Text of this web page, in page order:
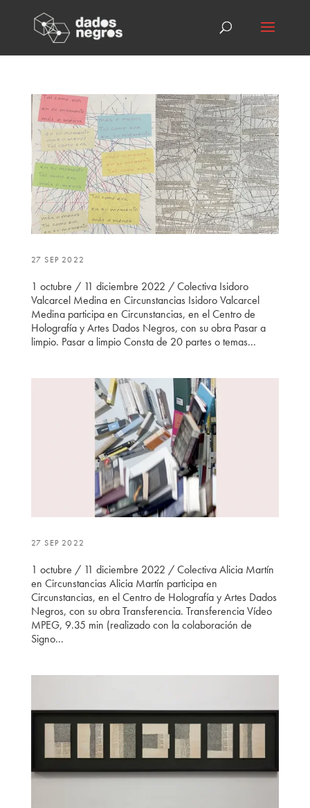
27 SEP 2022
1 octubre / 11 diciembre 2022 / Colectiva Isidoro
Valcarcel Medina en Circunstancias Isidoro Valcarcel
Medina participa en Circunstancias, en el Centro de
Holografía y Artes Dados Negros, con su obra Pasar a
limpio. Pasar a limpio Consta de 20 partes o temas...
27 SEP 2022
1 octubre / 11 diciembre 2022 / Colectiva Alicia Martín
en Circunstancias Alicia Martín participa en
Circunstancias, en el Centro de Holografía y Artes Dados
Negros, con su obra Transferencia. Transferencia Vídeo
MPEG, 9.35 min (realizado con la colaboración de
Signo...